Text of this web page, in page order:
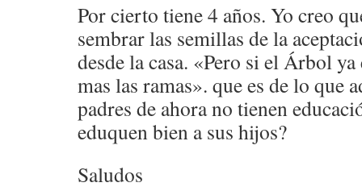
Por cierto tiene 4 años. Yo creo
sembrar las semillas de la
desde la casa. «Pero si el Árbol
mas las ramas». que es de lo que
padres de ahora no tienen
eduquen bien a sus hijos?
Saludos